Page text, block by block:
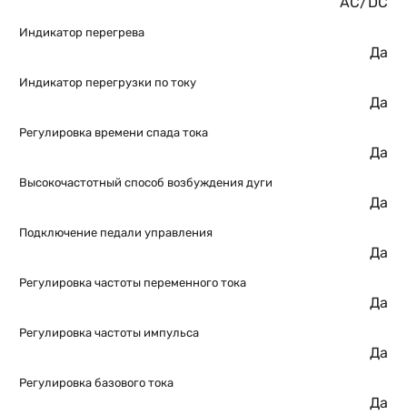
Индикатор перегрева
Да
Индикатор перегрузки по току
Да
Регулировка времени спада тока
Да
Высокочастотный способ возбуждения дуги
Да
Подключение педали управления
Да
Регулировка частоты переменного тока
Да
Регулировка частоты импульса
Да
Регулировка базового тока
Да